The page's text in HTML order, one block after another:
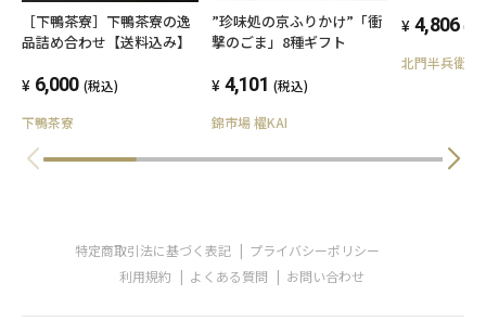
［下鴨茶寮］下鴨茶寮の逸
品詰め合わせ【送料込み】
6,000 (税込)
下鴨茶寮
”珍味処の京ふりかけ”「衝
撃のごま」8種ギフト
4,101 (税込)
錦市場 櫂KAI
4,806 (税
北門半兵衛
特定商取引法に基づく表記
プライバシーポリシー
利用規約
よくある質問 お問い合わせ